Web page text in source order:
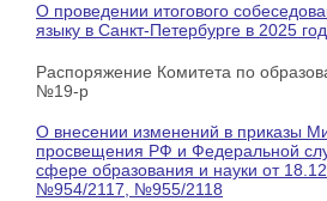
О проведении итогового
языку в Санкт-Петербурге в 2025
Распоряжение Комитета по
№19-р
О внесении изменений в приказы
просвещения РФ и Федеральной
сфере образования и науки от
№954/2117, №955/2118